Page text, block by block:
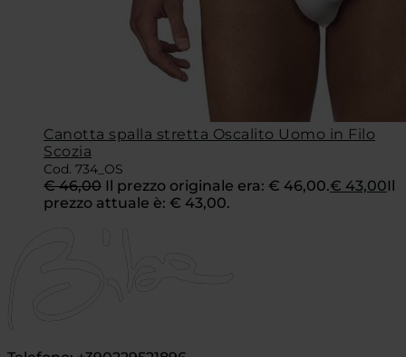
Canotta spalla stretta Oscalito Uomo in Filo
Scozia
Cod. 734_OS
€46,00 Il prezzo originale era: € 46,00.€ 43,00Il
prezzo attuale è: € 43,00.